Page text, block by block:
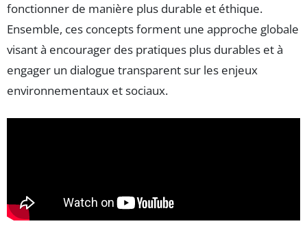
fonctionner de manière plus durable et éthique.
Ensemble, ces concepts forment une approche globale
visant à encourager des pratiques plus durables et à
engager un dialogue transparent sur les enjeux
environnementaux et sociaux.